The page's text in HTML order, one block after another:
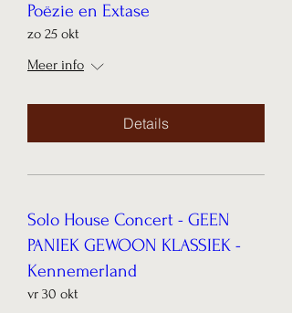
Poëzie en Extase
zo 25 okt
Meer info
Details
Solo House Concert - GEEN
PANIEK GEWOON KLASSIEK -
Kennemerland
vr 30 okt